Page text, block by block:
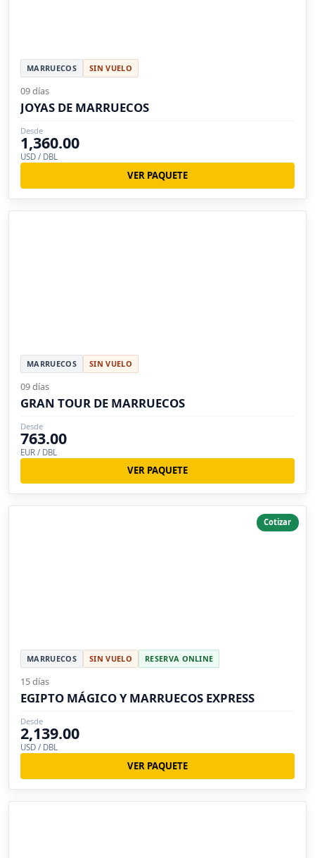
MARRUECOS SIN VUELO
09 días
JOYAS DE MARRUECOS
Desde
1,360.00
USD / DBL
VER PAQUETE
MARRUECOS SIN VUELO
09 días
GRAN TOUR DE MARRUECOS
Desde
763.00
EUR / DBL
VER PAQUETE
Cotizar
MARRUECOS SIN VUELO RESERVA ONLINE
15 días
EGIPTO MÁGICO Y MARRUECOS EXPRESS
Desde
2,139.00
USD / DBL
VER PAQUETE